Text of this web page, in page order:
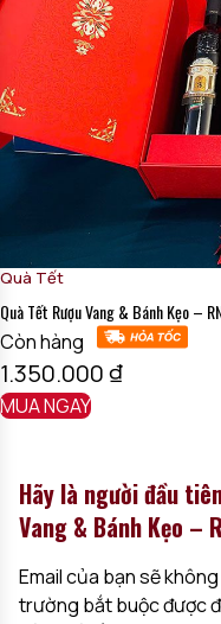
Quà Tết
Quà Tết Rượu Vang & Bánh Kẹo –
Còn hàng
1.350.000₫
MUA NGAY
Hãy là người đầu
Vang & Bánh Kẹo –
Email của bạn sẽ
trường bắt buộc được